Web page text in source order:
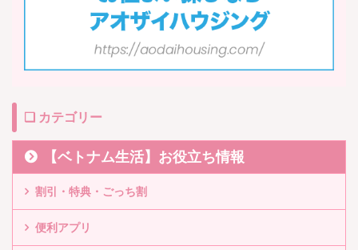
❏ カテゴリー
【ベトナム生活】お役立ち情報
割引・特典・ごっち割
便利アプリ